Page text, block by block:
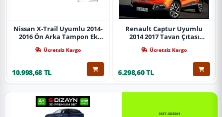
Nissan X-Trail Uyumlu 2014-
2016 Ön Arka Tampon Ek
Koruma Difüzör İthal
Ücretsiz Kargo
10.998,68 TL
Renault Captur Uyumlu
2014 2017 Tavan Çıtası
Ücretsiz Kargo
6.298,60 TL
3SET-SDZ001